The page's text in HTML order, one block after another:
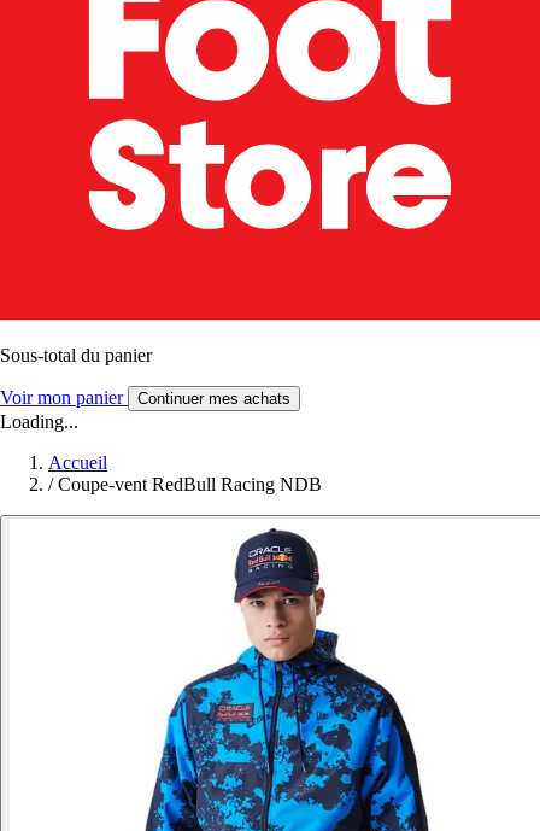
Sous-total du panier
Voir mon panier Continuer mes achats
Loading...
Accueil
/ Coupe-vent RedBull Racing NDB